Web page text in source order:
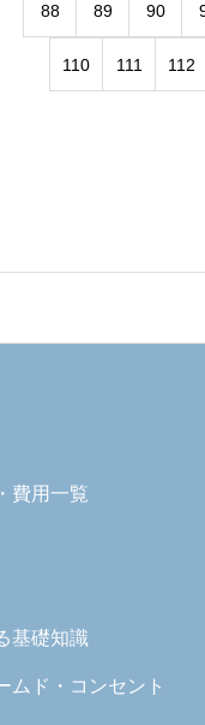
88 89 90
110 111 112
費用一覧
基礎知識
ムド・コンセント